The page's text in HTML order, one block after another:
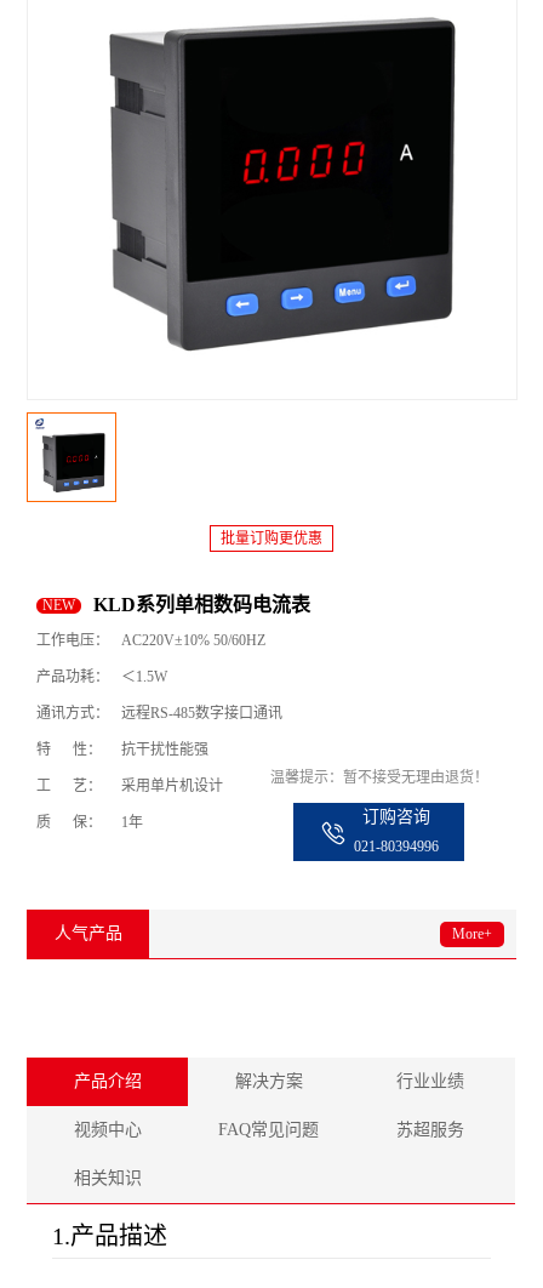
批量订购更优惠
NEW KLD系列单相数码电流表
工作电压： AC220V±10% 50/60HZ
产品功耗： ＜1.5W
通讯方式： 远程RS-485数字接口通讯
特 性： 抗干扰性能强
工 艺： 采用单片机设计
质 保： 1年
温馨提示：暂不接受无理由退货！
订购咨询
021-80394996
人气产品 More+
产品介绍 解决方案 行业业绩
视频中心 FAQ常见问题 苏超服务
相关知识
1.产品描述